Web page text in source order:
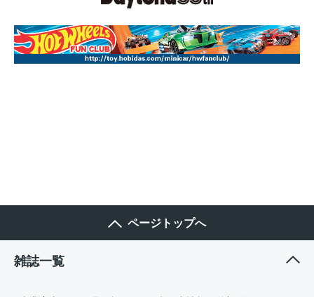
ページトップへ
雑誌一覧